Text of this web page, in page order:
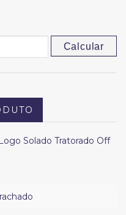
Calcular
Solado Tratorado Off